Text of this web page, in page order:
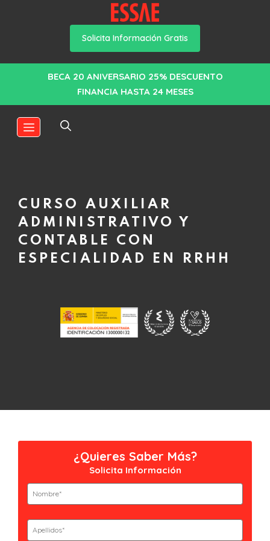
Solicita Información Gratis
BECA 20 ANIVERSARIO 25% DESCUENTO
FINANCIA HASTA 24 MESES
CURSO AUXILIAR
ADMINISTRATIVO Y
CONTABLE CON
ESPECIALIDAD EN RRHH
¿Quieres Saber Más?
Solicita Información
Nombre
(Obligatorio)
Apellidos